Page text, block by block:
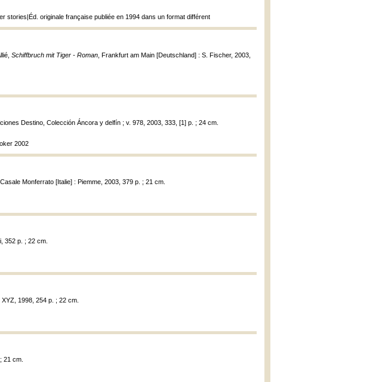
stories|Éd. originale française publiée en 1994 dans un format différent
Schiffbruch mit Tiger - Roman , Frankfurt am Main [Deutschland] : S. Fischer, 2003,
Destino, Colección Áncora y delfín ; v. 978, 2003, 333, [1] p. ; 24 cm.
2002
Monferrato [Italie] : Piemme, 2003, 379 p. ; 21 cm.
352 p. ; 22 cm.
XYZ, 1998, 254 p. ; 22 cm.
21 cm.